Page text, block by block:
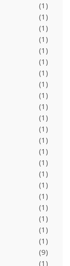
(1)
(1)
(1)
(1)
(1)
(1)
(1)
(1)
(1)
(1)
(1)
(1)
(1)
(1)
(1)
(1)
(1)
(1)
(1)
(1)
(1)
(1)
(9)
(1)